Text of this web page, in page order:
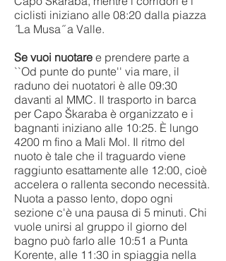
ciclisti iniziano alle 08:20 dalla piazza
˝La Musa˝ a Valle.
Se vuoi nuotare e prendere parte a
``Od punte do punte'' via mare, il
raduno dei nuotatori è alle 09:30
davanti al MMC. Il trasporto in barca
per Capo Škaraba è organizzato e i
bagnanti iniziano alle 10:25. È lungo
4200 m fino a Mali Mol. Il ritmo del
nuoto è tale che il traguardo viene
raggiunto esattamente alle 12:00, cioè
accelera o rallenta secondo necessità.
Nuota a passo lento, dopo ogni
sezione c'è una pausa di 5 minuti. Chi
vuole unirsi al gruppo il giorno del
bagno può farlo alle 10:51 a Punta
Korente, alle 11:30 in spiaggia nella